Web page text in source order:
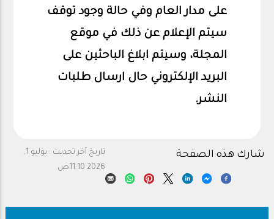
على مدار العام وفي حالة وجود توقف
سيتم الإعلام عن ذلك في موقع
المجلة، وسيتم ابلاغ الباحثين على
البريد الإلكتروني حال ارسال طلبات
النشر.
تاريخ آخر تحديث :
يوليو 1,
2026 11:10ص
شارك هذه الصفحة